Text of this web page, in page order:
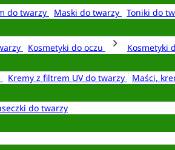
do twarzy Maski do twarzy
Toniki do
Kosmetyki do oczu Kosmetyki
Kremy z filtrem UV do twarzy
Maści,
do twarzy